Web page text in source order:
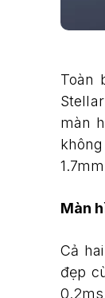
Toàn
màn
Màn
Cả
đẹp